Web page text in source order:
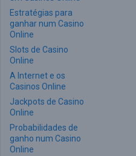
Estratégias para
ganhar num Casino
Online
Slots de Casino
Online
A Internet e os
Casinos Online
Jackpots de Casino
Online
Probabilidades de
ganho num Casino
Online